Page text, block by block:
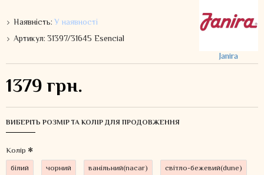
Наявність:У наявності
Артикул:31397/31645 Esencial
Janira
1379 грн.
ВИБЕРІТЬ РОЗМІР ТА КОЛІР ДЛЯ ПРОДОВЖЕННЯ
Колiр
білий
чорний ванільний(nacar) світло-бежевий(dune)